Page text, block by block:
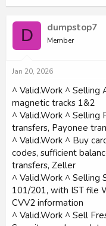
D dumpstop7
Member
Jan 20, 2026
^ Valid.Work ^ Selling
magnetic tracks 1&2
^ Valid.Work ^ Selling
transfers, Payonee
^ Valid.Work ^ Buy
codes, sufficient
transfers, Zeller
^ Valid.Work ^ Selling
101/201, with IST file
CVV2 information
^ Valid.Work ^ Sell